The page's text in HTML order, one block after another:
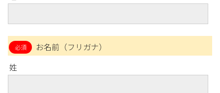
お名前（フリガナ）
姓